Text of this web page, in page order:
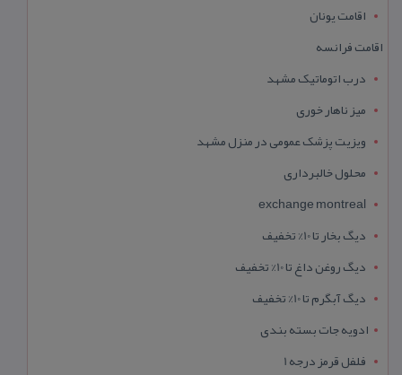
اقامت یونان
اقامت فرانسه
درب اتوماتیک مشهد
میز ناهار خوری
ویزیت پزشک عمومی در منزل مشهد
محلول خالبرداری
exchange montreal
دیگ بخار تا 10% تخفیف
دیگ روغن داغ تا 10% تخفیف
دیگ آبگرم تا 10% تخفیف
ادویه جات بسته بندی
فلفل قرمز درجه 1